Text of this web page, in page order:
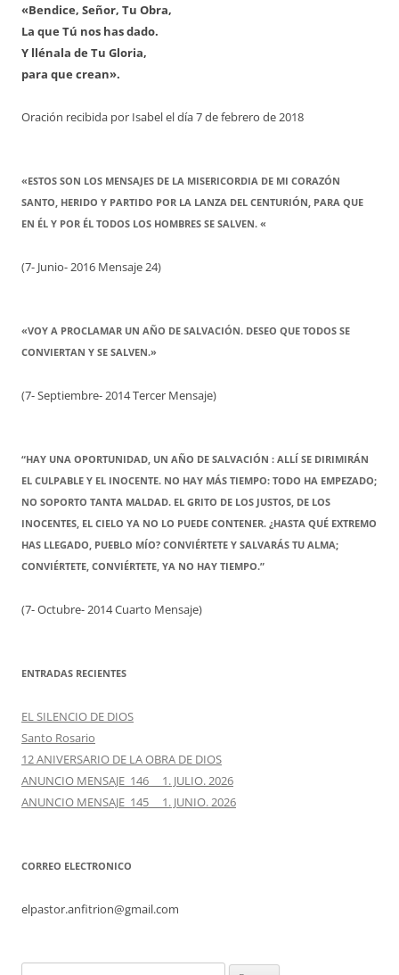
«Bendice, Señor, Tu Obra,
La que Tú nos has dado.
Y llénala de Tu Gloria,
para que crean».
Oración recibida por Isabel el día 7 de febrero de 2018
«ESTOS SON LOS MENSAJES DE LA MISERICORDIA DE MI CORAZÓN
SANTO, HERIDO Y PARTIDO POR LA LANZA DEL CENTURIÓN, PARA QUE
EN ÉL Y POR ÉL TODOS LOS HOMBRES SE SALVEN. «
(7- Junio- 2016 Mensaje 24)
«VOY A PROCLAMAR UN AÑO DE SALVACIÓN. DESEO QUE TODOS SE
CONVIERTAN Y SE SALVEN.»
(7- Septiembre- 2014 Tercer Mensaje)
“HAY UNA OPORTUNIDAD, UN AÑO DE SALVACIÓN : ALLÍ SE DIRIMIRÁN
EL CULPABLE Y EL INOCENTE. NO HAY MÁS TIEMPO: TODO HA EMPEZADO;
NO SOPORTO TANTA MALDAD. EL GRITO DE LOS JUSTOS, DE LOS
INOCENTES, EL CIELO YA NO LO PUEDE CONTENER. ¿HASTA QUÉ EXTREMO
HAS LLEGADO, PUEBLO MÍO? CONVIÉRTETE Y SALVARÁS TU ALMA;
CONVIÉRTETE, CONVIÉRTETE, YA NO HAY TIEMPO.”
(7- Octubre- 2014 Cuarto Mensaje)
ENTRADAS RECIENTES
EL SILENCIO DE DIOS
Santo Rosario
12 ANIVERSARIO DE LA OBRA DE DIOS
ANUNCIO MENSAJE 146 1. JULIO. 2026
ANUNCIO MENSAJE 145 1. JUNIO. 2026
CORREO ELECTRONICO
elpastor.anfitrion@gmail.com